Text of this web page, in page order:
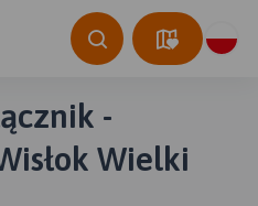
-
Wielki